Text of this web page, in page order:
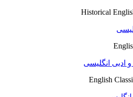
Historical
ادبی انگلیسی
English